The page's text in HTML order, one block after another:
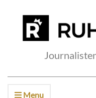
Menu